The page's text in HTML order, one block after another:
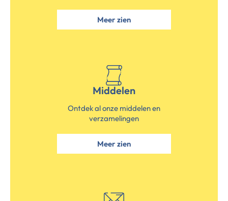
Meer zien
Middelen
Ontdek al onze middelen en
verzamelingen
Meer zien